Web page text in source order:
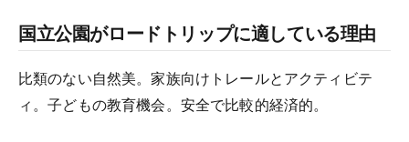
国立公園がロードトリップに適している理由
比類のない自然美。家族向けトレールとアクティビテ
ィ。子どもの教育機会。安全で比較的経済的。